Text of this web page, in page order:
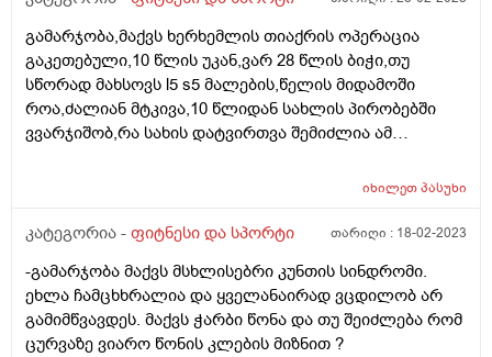
ყოველდღიურად 10-11 ზე დილას. 2-3 ლიტრ წყალს
ვიღებ ყოველდღე. რა არის პრობლემა?
გამარჯობა,მაქვს ხერხემლის თიაქრის ოპერაცია
გაკეთებული,10 წლის უკან,ვარ 28 წლის ბიჭი,თუ
სწორად მახსოვს l5 s5 მალების,წელის მიდამოში
როა,ძალიან მტკივა,10 წლიდან სახლის პირობებში
ვვარჯიშობ,რა სახის დატვირთვა შემიძლია ამ
ცენტრებში ვიარო და პატარა რჩევა რო მომცეთ თუ
იხილეთპასუხი
კატეგორია - ფიტნესი და სპორტი თარიღი : 18-02-2023
-გამარჯობა მაქვს მსხლისებრი კუნთის სინდრომი.
ეხლა ჩამცხხრალია და ყველანაირად ვცდილობ არ
გამიმწვავდეს. მაქვს ჭარბი წონა და თუ შეიძლება რომ
ცურვაზე ვიარო წონის კლების მიზნით ?